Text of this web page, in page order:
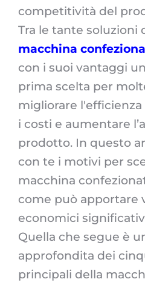
competitività del
Tra le tante soluzioni
macchina
con i suoi vantaggi
prima scelta per
migliorare
i costi e aumentare
prodotto. In questo
con te i motivi per
macchina
come può apportare
economici
Quella che segue è
approfondita dei
principali della